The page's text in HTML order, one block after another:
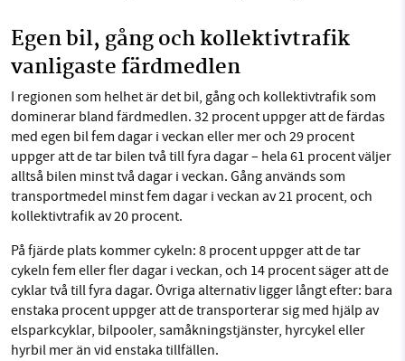
Egen bil, gång och kollektivtrafik
vanligaste färdmedlen
I regionen som helhet är det bil, gång och kollektivtrafik som
dominerar bland färdmedlen. 32 procent uppger att de färdas
med egen bil fem dagar i veckan eller mer och 29 procent
uppger att de tar bilen två till fyra dagar – hela 61 procent väljer
alltså bilen minst två dagar i veckan. Gång används som
transportmedel minst fem dagar i veckan av 21 procent, och
kollektivtrafik av 20 procent.
På fjärde plats kommer cykeln: 8 procent uppger att de tar
cykeln fem eller fler dagar i veckan, och 14 procent säger att de
cyklar två till fyra dagar. Övriga alternativ ligger långt efter: bara
enstaka procent uppger att de transporterar sig med hjälp av
elsparkcyklar, bilpooler, samåkningstjänster, hyrcykel eller
hyrbil mer än vid enstaka tillfällen.
Läs vad vi vill göra